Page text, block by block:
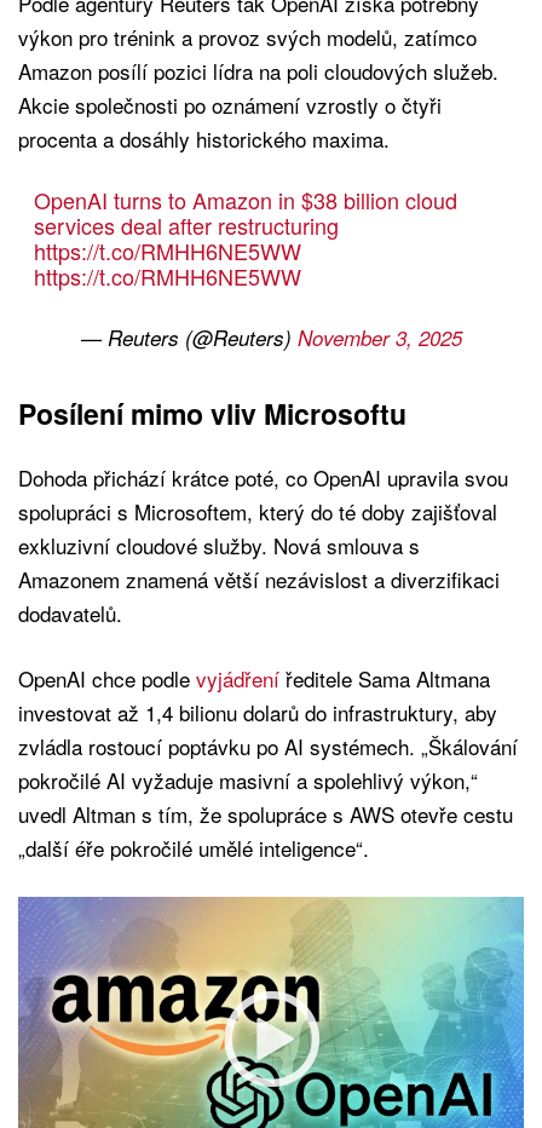
výkon pro trénink a provoz svých modelů, zatímco
Amazon posílí pozici lídra na poli cloudových služeb.
Akcie společnosti po oznámení vzrostly o čtyři
procenta a dosáhly historického maxima.
OpenAI turns to Amazon in $38 billion cloud
services deal after restructuring
https://t.co/RMHH6NE5WW
https://t.co/RMHH6NE5WW
— Reuters (@Reuters) November 3, 2025
Posílení mimo vliv Microsoftu
Dohoda přichází krátce poté, co OpenAI upravila svou
spolupráci s Microsoftem, který do té doby zajišťoval
exkluzivní cloudové služby. Nová smlouva s
Amazonem znamená větší nezávislost a diverzifikaci
dodavatelů.
OpenAI chce podle vyjádření ředitele Sama Altmana
investovat až 1,4 bilionu dolarů do infrastruktury, aby
zvládla rostoucí poptávku po AI systémech. „Škálování
pokročilé AI vyžaduje masivní a spolehlivý výkon,“
uvedl Altman s tím, že spolupráce s AWS otevře cestu
„další éře pokročilé umělé inteligence“.